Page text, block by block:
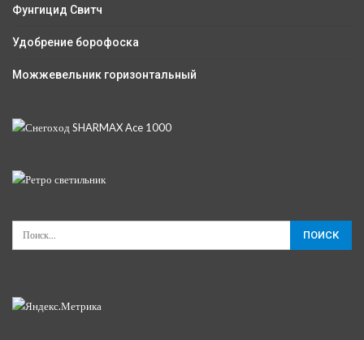
Фунгицид Свитч
Удобрение борофоска
Можжевельник горизонтальный